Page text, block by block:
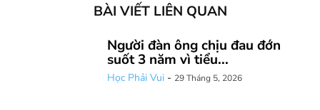
BÀI VIẾT LIÊN QUAN
Người đàn ông chịu đau đớn
suốt 3 năm vì tiểu...
Học Phải Vui - 29 Tháng 5, 2026